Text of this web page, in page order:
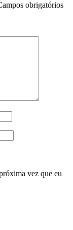
obrigatórios
vez que eu